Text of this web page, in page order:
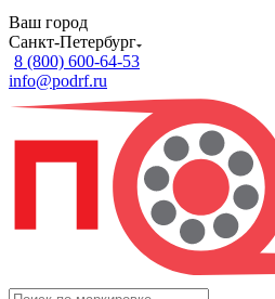
Ваш город
Санкт-Петербург
8 (800) 600-64-53
info@podrf.ru